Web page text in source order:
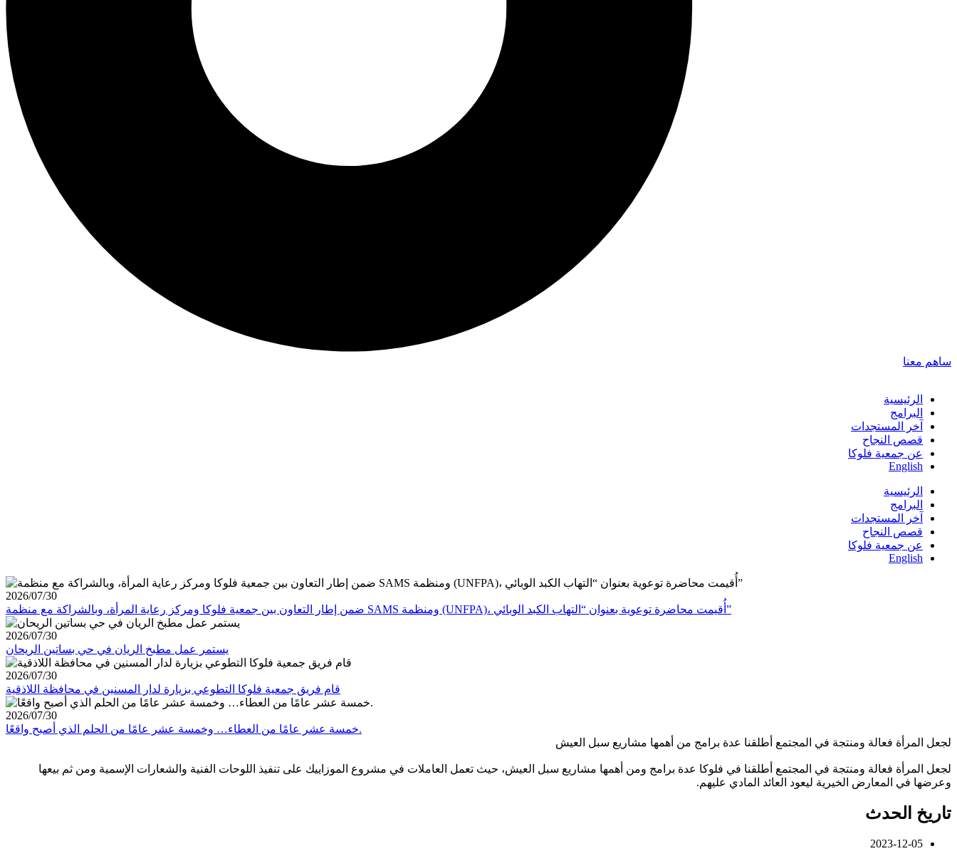
ساهم معنا
الرئيسية
البرامج
آخر المستجدات
قصص النجاح
عن جمعية فلوكا
English
الرئيسية
البرامج
آخر المستجدات
قصص النجاح
عن جمعية فلوكا
English
2026/07/30
ضمن إطار التعاون بين جمعية فلوكا ومركز رعاية المرأة، وبالشراكة مع منظمة SAMS ومنظمة (UNFPA)، أُقيمت محاضرة توعوية بعنوان “التهاب الكبد الوبائي”
2026/07/30
يستمر عمل مطبخ الريان في حي بساتين الريحان
2026/07/30
قام فريق جمعية فلوكا التطوعي بزيارة لدار المسنين في محافظة اللاذقية
2026/07/30
خمسة عشر عامًا من العطاء… وخمسة عشر عامًا من الحلم الذي أصبح واقعًا.
لجعل المرأة فعالة ومنتجة في المجتمع أطلقنا عدة برامج من أهمها مشاريع سبل العيش
لجعل المرأة فعالة ومنتجة في المجتمع أطلقنا في فلوكا عدة برامج ومن أهمها مشاريع سبل العيش، حيث تعمل العاملات في مشروع الموزاييك على تنفيذ اللوحات الفنية والشعارات الإسمية ومن ثم بيعها
وعرضها في المعارض الخيرية ليعود العائد المادي عليهم.
تاريخ الحدث
2023-12-05